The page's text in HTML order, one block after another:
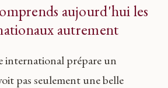
aujourd'hui les
autrement
international prépare un
pas seulement une belle